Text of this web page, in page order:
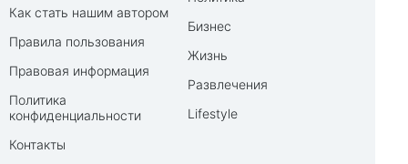
Как стать нашим автором
Правила пользования
Правовая информация
Политика
конфиденциальности
Контакты
Бизнес
Жизнь
Развлечения
Lifestyle